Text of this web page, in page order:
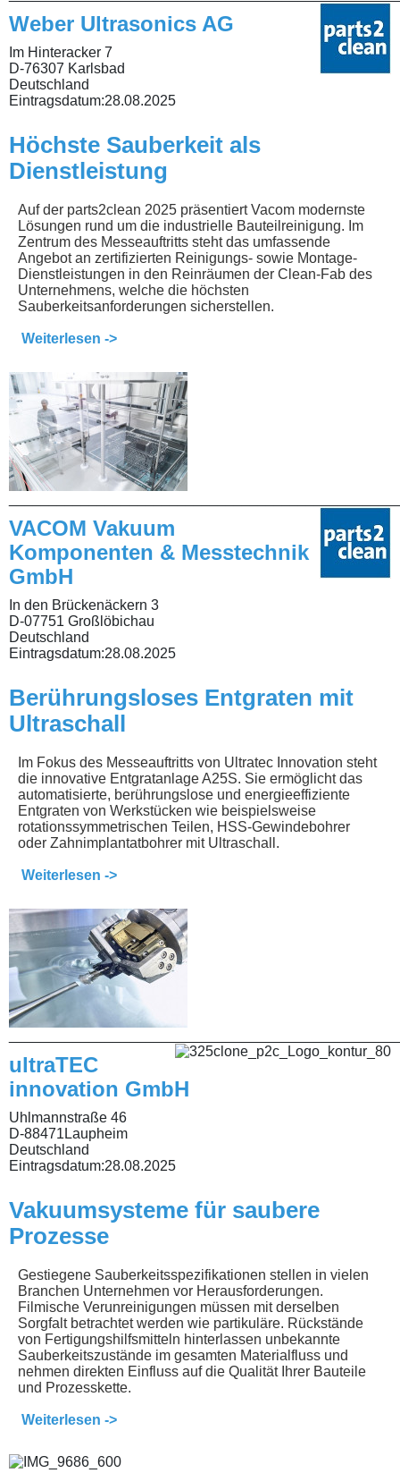
Weber Ultrasonics AG
Im Hinteracker 7
D-76307 Karlsbad
Deutschland
Eintragsdatum:28.08.2025
Höchste Sauberkeit als
Dienstleistung
Auf der parts2clean 2025 präsentiert Vacom modernste
Lösungen rund um die industrielle Bauteilreinigung. Im
Zentrum des Messeauftritts steht das umfassende
Angebot an zertifizierten Reinigungs- sowie Montage-
Dienstleistungen in den Reinräumen der Clean-Fab des
Unternehmens, welche die höchsten
Sauberkeitsanforderungen sicherstellen.
Weiterlesen ->
VACOM Vakuum
Komponenten & Messtechnik
GmbH
In den Brückenäckern 3
D-07751 Großlöbichau
Deutschland
Eintragsdatum:28.08.2025
Berührungsloses Entgraten mit
Ultraschall
Im Fokus des Messeauftritts von Ultratec Innovation steht
die innovative Entgratanlage A25S. Sie ermöglicht das
automatisierte, berührungslose und energieeffiziente
Entgraten von Werkstücken wie beispielsweise
rotationssymmetrischen Teilen, HSS-Gewindebohrer
oder Zahnimplantatbohrer mit Ultraschall.
Weiterlesen ->
ultraTEC
innovation GmbH
Uhlmannstraße 46
D-88471Laupheim
Deutschland
Eintragsdatum:28.08.2025
Vakuumsysteme für saubere
Prozesse
Gestiegene Sauberkeitsspezifikationen stellen in vielen
Branchen Unternehmen vor Herausforderungen.
Filmische Verunreinigungen müssen mit derselben
Sorgfalt betrachtet werden wie partikuläre. Rückstände
von Fertigungshilfsmitteln hinterlassen unbekannte
Sauberkeitszustände im gesamten Materialfluss und
nehmen direkten Einfluss auf die Qualität Ihrer Bauteile
und Prozesskette.
Weiterlesen ->